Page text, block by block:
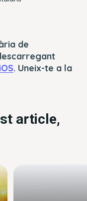
de
iOS. Uneix-te a la
article,